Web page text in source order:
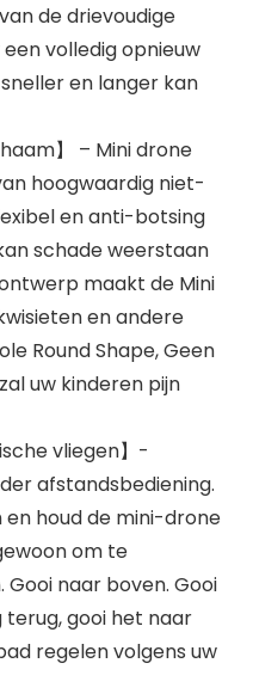
de drievoudige
volledig opnieuw
en langer kan
】 – Mini drone
hoogwaardig niet-
en anti-botsing
schade weerstaan
maakt de Mini
en andere
Round Shape, Geen
uw kinderen pijn
vliegen】-
afstandsbediening.
houd de mini-drone
om te
naar boven. Gooi
gooi het naar
regelen volgens uw